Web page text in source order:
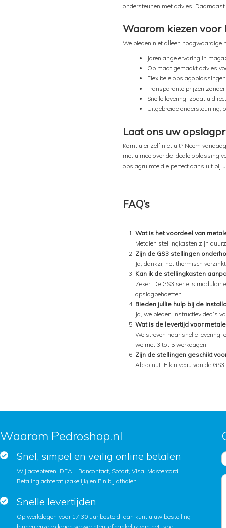
ondersteunen met advies.
Waarom kiezen voor
We bieden niet alleen hoogwaardige
Jarenlange ervaring in
Op maat gemaakt advies
Flexibele
Transparante prijzen
Snelle levering, zodat u
Uitgebreide ondersteuning,
Laat ons uw
Komt u er zelf niet uit? Neem
met u mee over de ideale oplossing
opslagruimte die perfect aansluit bij
FAQ’s
Wat is het voordeel van
Metalen stellingkasten zijn
Zijn de GS3 stellingen
Ja, dankzij het thermisch
Kan ik de stellingkasten
Zeker! De GS3 serie is
opslagbehoeften.
Bieden jullie hulp bij de
Ja, we bieden instructievideo’s
Wat is de levertijd voor
We streven naar snelle levering,
we met 3 tot 5 werkdagen.
Zijn de stellingen geschikt
Absoluut. Elk niveau van de
Waarom Pedroshop.nl
Snel, simpel en veilig online betalen
Wij accepteren iDEAL, Bancontact, Sofort, Visa, Mastercard,
Betaling achteraf (zakelijk) en Pin bij afhalen.
Snelle levertijden
Op werkdagen voor 17.30 uur besteld, dan kunt u uw bestelling